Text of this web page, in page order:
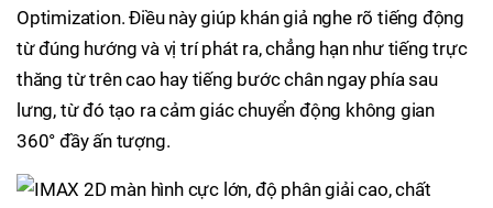
Optimization. Điều này giúp khán giả nghe rõ tiếng động
từ đúng hướng và vị trí phát ra, chẳng hạn như tiếng trực
thăng từ trên cao hay tiếng bước chân ngay phía sau
lưng, từ đó tạo ra cảm giác chuyển động không gian
360° đầy ấn tượng.